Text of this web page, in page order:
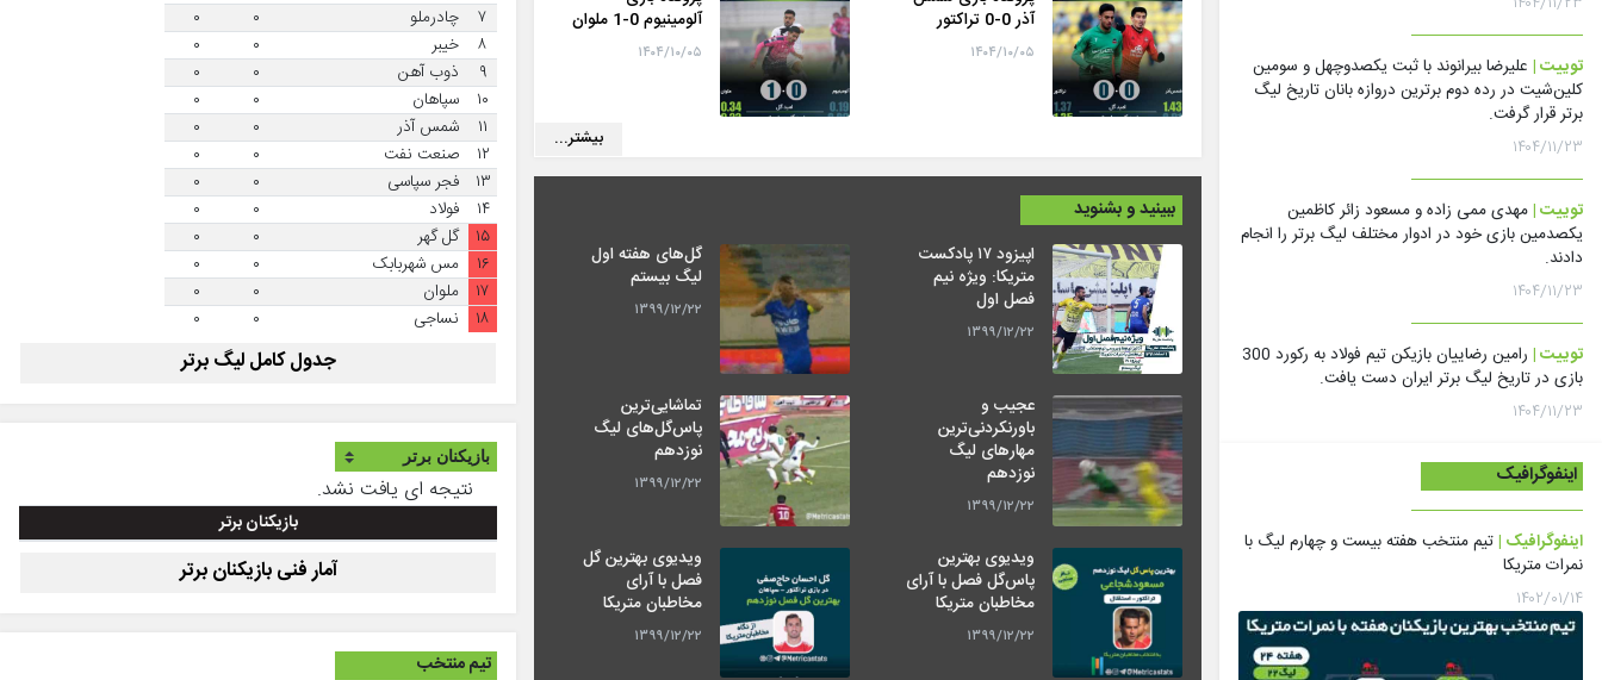
آذر 0-0 تراکتور
۱۴۰۴/۱۰/۰۵
آلومینیوم 0-1 ملوان
۱۴۰۴/۱۰/۰۵
بیشتر...
ببینید و بشنوید
اپیزود ۱۷ پادکست
متریکا: ویژه نیم
فصل اول
۱۳۹۹/۱۲/۲۲
گل‌های هفته اول
لیگ بیستم
۱۳۹۹/۱۲/۲۲
عجیب و
باورنکردنی‌ترین
مهارهای لیگ
نوزدهم
۱۳۹۹/۱۲/۲۲
تماشایی‌ترین
پاس‌گل‌های لیگ
نوزدهم
۱۳۹۹/۱۲/۲۲
ویدیوی بهترین
پاس‌گل فصل با آرای
مخاطبان متریکا
۱۳۹۹/۱۲/۲۲
ویدیوی بهترین گل
فصل با آرای
مخاطبان متریکا
۱۳۹۹/۱۲/۲۲
توییت | علیرضا بیرانوند با ثبت یکصدوچهل و سومین
کلین‌شیت در رده دوم برترین دروازه بانان تاریخ لیگ
برتر قرار گرفت.
۱۴۰۴/۱۱/۲۳
توییت |مهدی ممی زاده و مسعود زائر کاظمین
یکصدمین بازی خود در ادوار مختلف لیگ برتر را انجام
دادند.
۱۴۰۴/۱۱/۲۳
توییت |
رامین رضاییان بازیکن تیم فولاد به رکورد 300
بازی در تاریخ لیگ برتر ایران دست یافت.
۱۴۰۴/۱۱/۲۳
اینفوگرافیک
اینفوگرافیک |تیم منتخب هفته بیست و چهارم لیگ با
نمرات متریکا
۱۴۰۲/۰۱/۱۴
۷
چادرملو ۰
۰
۸
خیبر ۰
۰
۹
ذوب آهن ۰
۰
۱۰
سپاهان ۰
۰
۱۱
شمس آذر ۰
۰
۱۲
صنعت نفت ۰
۰
۱۳
فجر سپاسی ۰
۰
۱۴
فولاد ۰
۰
۱۵
گل گهر ۰
۰
۱۶
مس شهربابک ۰
۰
۱۷
ملوان ۰
۰
۱۸
نساجی ۰ ۰
جدول کامل لیگ برتر
نتیجه ای یافت نشد.
بازیکنان برتر
آمار فنی بازیکنان برتر
تیم منتخب